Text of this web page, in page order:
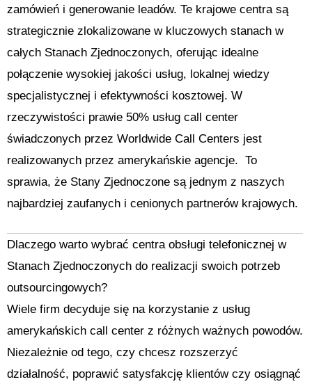
zamówień i generowanie leadów. Te krajowe centra są
strategicznie zlokalizowane w kluczowych stanach w
całych Stanach Zjednoczonych, oferując idealne
połączenie wysokiej jakości usług, lokalnej wiedzy
specjalistycznej i efektywności kosztowej. W
rzeczywistości prawie 50% usług call center
świadczonych przez Worldwide Call Centers jest
realizowanych przez amerykańskie agencje. To
sprawia, że Stany Zjednoczone są jednym z naszych
najbardziej zaufanych i cenionych partnerów krajowych.
Dlaczego warto wybrać centra obsługi telefonicznej w
Stanach Zjednoczonych do realizacji swoich potrzeb
outsourcingowych?
Wiele firm decyduje się na korzystanie z usług
amerykańskich call center z różnych ważnych powodów.
Niezależnie od tego, czy chcesz rozszerzyć
działalność, poprawić satysfakcję klientów czy osiągnąć